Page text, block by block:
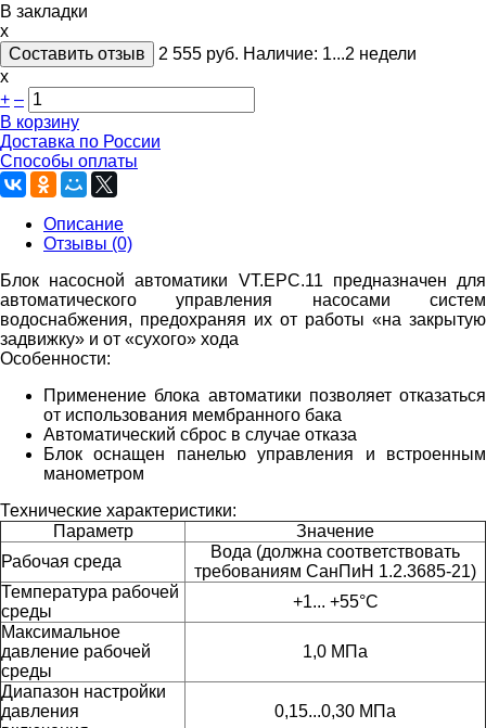
В закладки
x
Составить отзыв
2 555 руб. Наличие: 1...2 недели
х
+ –
В корзину
Доставка по России
Способы оплаты
Описание
Отзывы (0)
Блок насосной автоматики VT.EPC.11 предназначен для
автоматического управления насосами систем
водоснабжения, предохраняя их от работы «на закрытую
задвижку» и от «сухого» хода
Особенности:
Применение блока автоматики позволяет отказаться
от использования мембранного бака
Автоматический сброс в случае отказа
Блок оснащен панелью управления и встроенным
манометром
Технические характеристики:
Параметр
Значение
Рабочая среда
Вода (должна соответствовать
требованиям СанПиН 1.2.3685-21)
Температура рабочей
среды
+1... +55°C
Максимальное
давление рабочей
среды
1,0 МПа
Диапазон настройки
давления
0,15...0,30 МПа